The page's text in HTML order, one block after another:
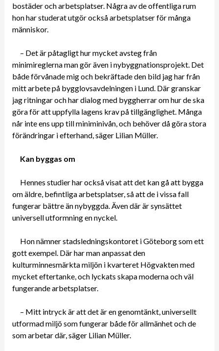
bostäder och arbetsplatser. Några av de offentliga rum
hon har studerat utgör också arbetsplatser för många
människor.
– Det är påtagligt hur mycket avsteg från
minimireglerna man gör även i nybyggnationsprojekt. Det
både förvånade mig och bekräftade den bild jag har från
mitt arbete på bygglovsavdelningen i Lund. Där granskar
jag ritningar och har dialog med byggherrar om hur de ska
göra för att uppfylla lagens krav på tillgänglighet. Många
når inte ens upp till miniminivån, och behöver då göra stora
förändringar i efterhand, säger Lilian Müller.
Kan byggas om
Hennes studier har också visat att det kan gå att bygga
om äldre, befintliga arbetsplatser, så att de i vissa fall
fungerar bättre än nybyggda. Även där är synsättet
universell utformning en nyckel.
Hon nämner stadsledningskontoret i Göteborg som ett
gott exempel. Där har man anpassat den
kulturminnesmärkta miljön i kvarteret Högvakten med
mycket eftertanke, och lyckats skapa moderna och väl
fungerande arbetsplatser.
– Mitt intryck är att det är en genomtänkt, universellt
utformad miljö som fungerar både för allmänhet och de
som arbetar där, säger Lilian Müller.